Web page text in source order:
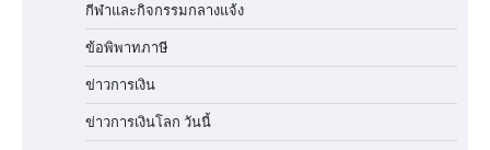
กีฬาและกิจกรรมกลางแจ้ง
ข้อพิพาทภาษี
ข่าวการเงิน
ข่าวการเงินโลก วันนี้